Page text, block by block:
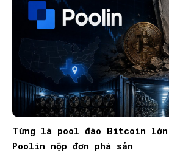
Từng là pool đào Bitcoin
Poolin nộp đơn phá sản